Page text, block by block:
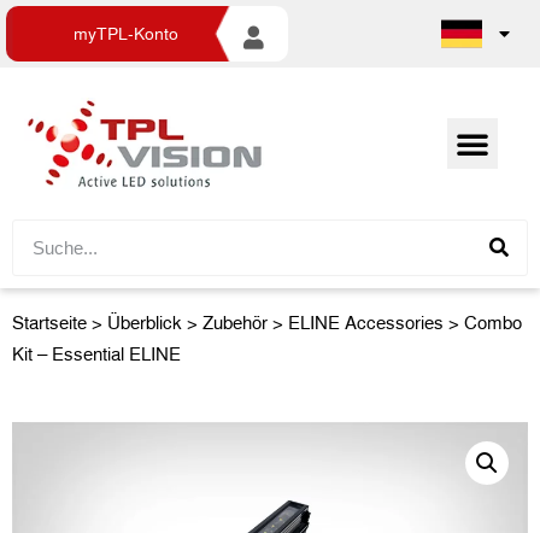
myTPL-Konto
Startseite > Überblick > Zubehör > ELINE Accessories > Combo
Kit – Essential ELINE